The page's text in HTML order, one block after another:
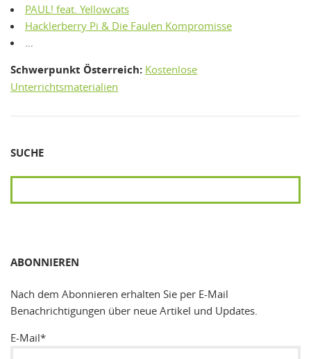
PAUL! feat. Yellowcats
Hacklerberry Pi & Die Faulen Kompromisse
Schwerpunkt Österreich: Kostenlose
Unterrichtsmaterialien
SUCHE
ABONNIEREN
Nach dem Abonnieren erhalten Sie per E-Mail
Benachrichtigungen über neue Artikel und Updates.
E-Mail*